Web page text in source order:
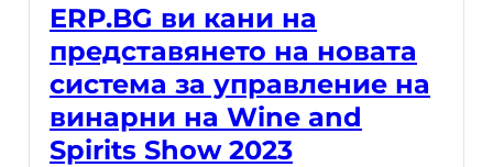
ERP.BG ви кани на
представянето на новата
система за управление на
винарни на Wine and
Spirits Show 2023